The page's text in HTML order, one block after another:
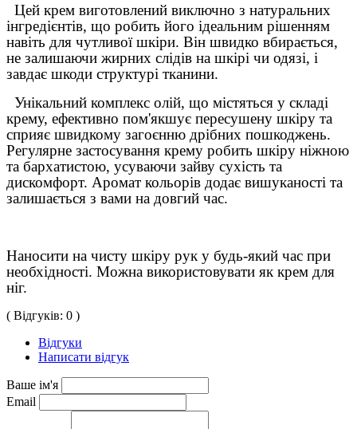
Цей крем виготовлений виключно з натуральних
інгредієнтів, що робить його ідеальним рішенням
навіть для чутливої шкіри. Він швидко вбирається,
не залишаючи жирних слідів на шкірі чи одязі, і
завдає шкоди структурі тканини.
Унікальний комплекс олій, що містяться у складі
крему, ефективно пом'якшує пересушену шкіру та
сприяє швидкому загоєнню дрібних пошкоджень.
Регулярне застосування крему робить шкіру ніжною
та бархатистою, усуваючи зайву сухість та
дискомфорт. Аромат кольорів додає вишуканості та
залишається з вами на довгий час.
Наносити на чисту шкіру рук у будь-який час при
необхідності. Можна використовувати як крем для
ніг.
( Відгуків: 0 )
Відгуки
Написати відгук
Ваше ім'я
Email